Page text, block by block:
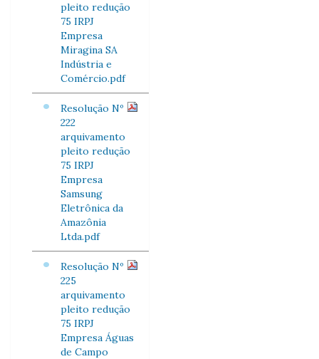
pleito redução
75 IRPJ
Empresa
Miragina SA
Indústria e
Comércio.pdf
Resolução Nº
222
arquivamento
pleito redução
75 IRPJ
Empresa
Samsung
Eletrônica da
Amazônia
Ltda.pdf
Resolução Nº
225
arquivamento
pleito redução
75 IRPJ
Empresa Águas
de Campo